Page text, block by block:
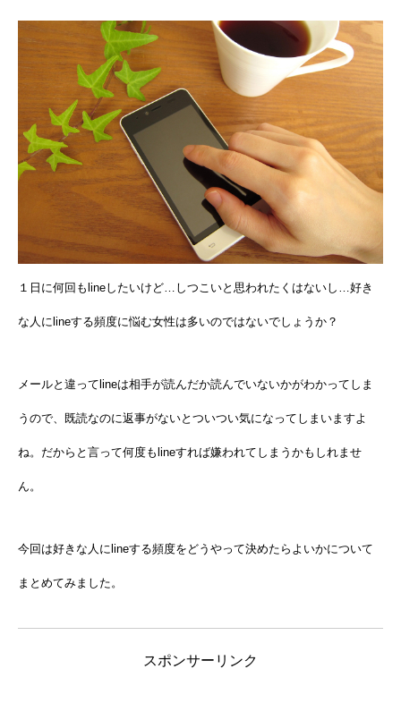
１日に何回もlineしたいけど…しつこいと思われたくはないし…好き
な人にlineする頻度に悩む女性は多いのではないでしょうか？
メールと違ってlineは相手が読んだか読んでいないかがわかってしま
うので、既読なのに返事がないとついつい気になってしまいますよ
ね。だからと言って何度もlineすれば嫌われてしまうかもしれませ
ん。
今回は好きな人にlineする頻度をどうやって決めたらよいかについて
まとめてみました。
スポンサーリンク